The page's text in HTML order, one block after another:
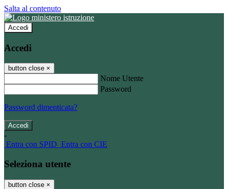
Salta al contenuto
Accedi
Accedi
button close ×
Nome Utente
Password
Password dimenticata?
-
Entra con SPID Entra con CIE
Seleziona utente
button close ×